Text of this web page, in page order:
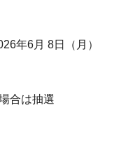
年6月 8日（月）
合は抽選